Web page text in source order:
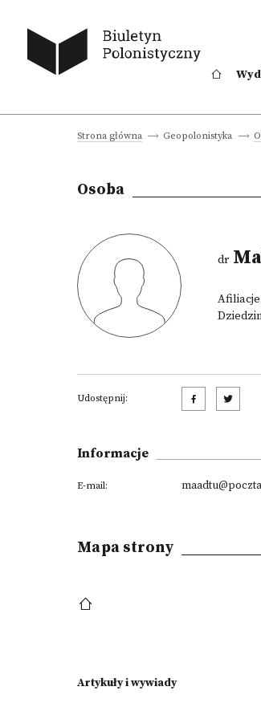
Strona główna Geopolonistyka
Osoba
dr
Udostępnij:
Informacje
E-mail:
Mapa strony
Artykuły i wywiady